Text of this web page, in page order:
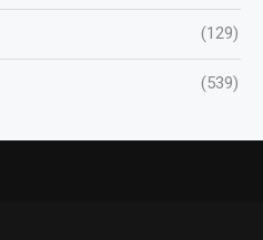
(129)
(539)